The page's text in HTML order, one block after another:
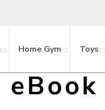
Home Gym Toys